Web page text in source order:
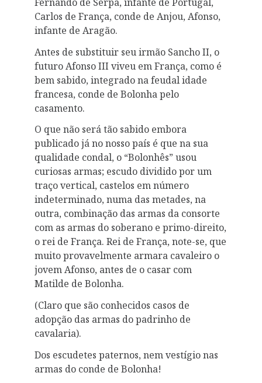
Carlos de França, conde de Anjou, Afonso,
infante de Aragão.
Antes de substituir seu irmão Sancho II, o
futuro Afonso III viveu em França, como é
bem sabido, integrado na feudal idade
francesa, conde de Bolonha pelo
casamento.
O que não será tão sabido embora
publicado já no nosso país é que na sua
qualidade condal, o “Bolonhês” usou
curiosas armas; escudo dividido por um
traço vertical, castelos em número
indeterminado, numa das metades, na
outra, combinação das armas da consorte
com as armas do soberano e primo-direito,
o rei de França. Rei de França, note-se, que
muito provavelmente armara cavaleiro o
jovem Afonso, antes de o casar com
Matilde de Bolonha.
(Claro que são conhecidos casos de
adopção das armas do padrinho de
cavalaria).
Dos escudetes paternos, nem vestígio nas
armas do conde de Bolonha!